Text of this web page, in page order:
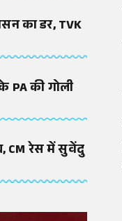
का डर, TVK
PA की गोली
CM रेस में सुवेंदु